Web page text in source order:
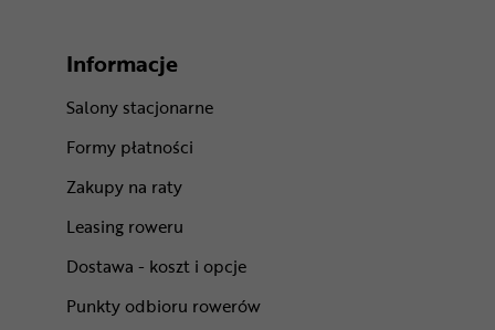
Informacje
Salony stacjonarne
Formy płatności
Zakupy na raty
Leasing roweru
Dostawa - koszt i opcje
Punkty odbioru rowerów